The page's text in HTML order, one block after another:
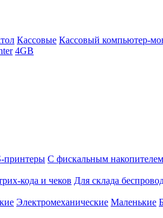
Кассовые Кассовый компьютер-
4GB
принтеры С фискальным накопителем
кода и чеков Для склада
Электромеханические Маленькие